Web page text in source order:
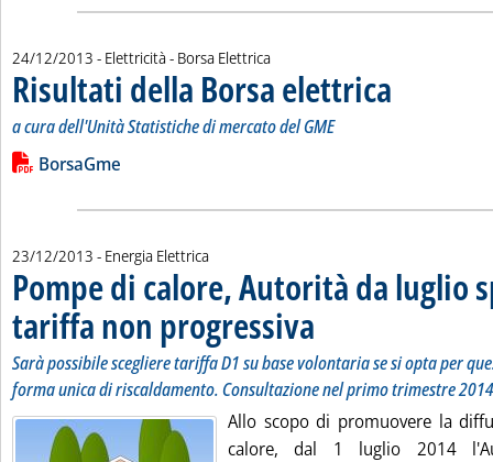
24/12/2013 - Elettricità - Borsa Elettrica
Risultati della Borsa elettrica
a cura dell'Unità Statistiche di mercato del GME
Leggi tutta la notizia: 'Risultati della Borsa elettrica'
Lista allegati PDF alla notizia
BorsaGme
23/12/2013 - Energia Elettrica
Pompe di calore, Autorità da luglio
tariffa non progressiva . Sottotitolo: Sarà possibile
. Pubblicata lunedì 23 dicembre
Sarà possibile scegliere tariffa D1 su base volontaria se si opta per
forma unica di riscaldamento. Consultazione nel primo trimestre 2014
Allo scopo di promuovere la
calore, dal 1 luglio 2014